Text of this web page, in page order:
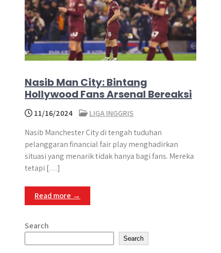
Nasib Man City: Bintang
Hollywood Fans Arsenal Bereaksi
11/16/2024
LIGA INGGRIS
Nasib Manchester City di tengah tuduhan
pelanggaran financial fair play menghadirkan
situasi yang menarik tidak hanya bagi fans. Mereka
tetapi […]
Read more →
Search
Search